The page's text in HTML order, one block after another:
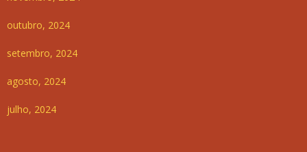
outubro, 2024
setembro, 2024
agosto, 2024
julho, 2024